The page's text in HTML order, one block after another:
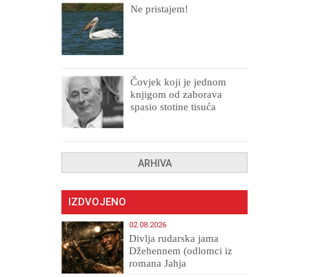
Ne pristajem!
Čovjek koji je jednom
knjigom od zaborava
spasio stotine tisuća
ARHIVA
IZDVOJENO
02.08.2026
Divlja rudarska jama
Džehennem (odlomci iz
romana Jahja